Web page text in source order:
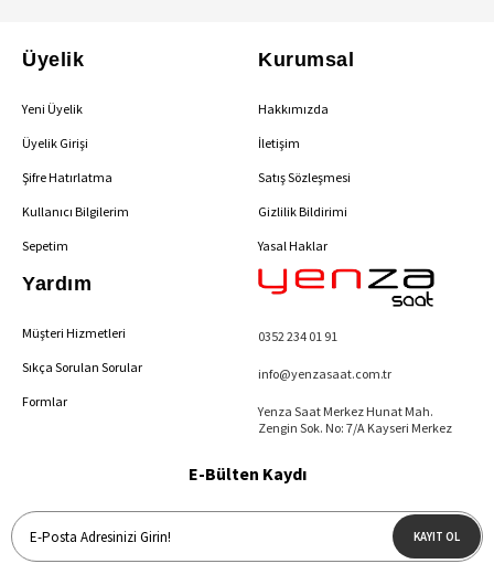
Üyelik
Yeni Üyelik
Üyelik Girişi
Şifre Hatırlatma
Kullanıcı Bilgilerim
Sepetim
Kurumsal
Hakkımızda
İletişim
Satış Sözleşmesi
Gizlilik Bildirimi
Yasal Haklar
Yardım
Müşteri Hizmetleri
Sıkça Sorulan Sorular
Formlar
0352 234 01 91
info@yenzasaat.com.tr
Yenza Saat Merkez Hunat Mah.
Zengin Sok. No: 7/A Kayseri Merkez
E-Bülten Kaydı
KAYIT OL